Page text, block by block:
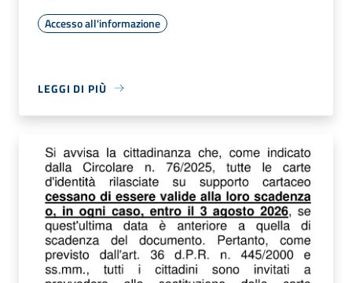
Accesso all'informazione
LEGGI DI PIÙ